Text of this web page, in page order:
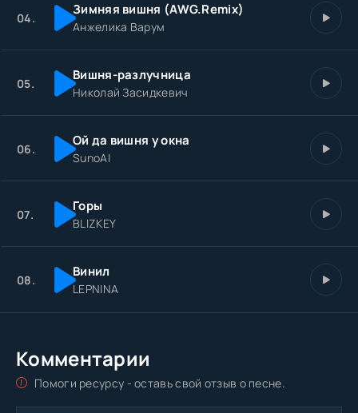
04. Зимняя вишня (AWG.Remix)
Анжелика Варум
05. Вишня-разлучница
Николай Засидкевич
06. Ой да вишня у окна
SunoAI
07. Горы
BLIZKEY
08. Винил
LEPNINA
Комментарии
Помоги ресурсу - оставь свой отзыв о песне.